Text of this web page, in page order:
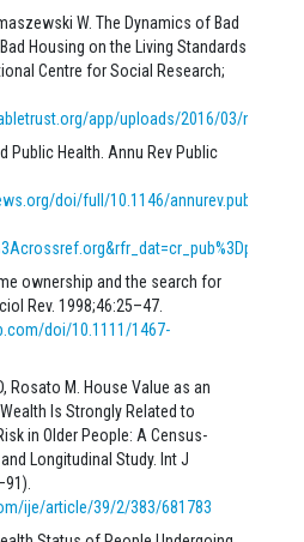
W. The Dynamics of Bad
Housing on the Living Standards
Centre for Social Research;
app/uploads/2016/03/
Public Health. Annu Rev Public
doi/full/10.1146/
ownership and the search for
Rev. 1998;46:25–47.
doi/10.1111/1467-
Rosato M. House Value as an
Is Strongly Related to
in Older People: A Census-
Longitudinal Study. Int J
ije/article/39/2/383/681783